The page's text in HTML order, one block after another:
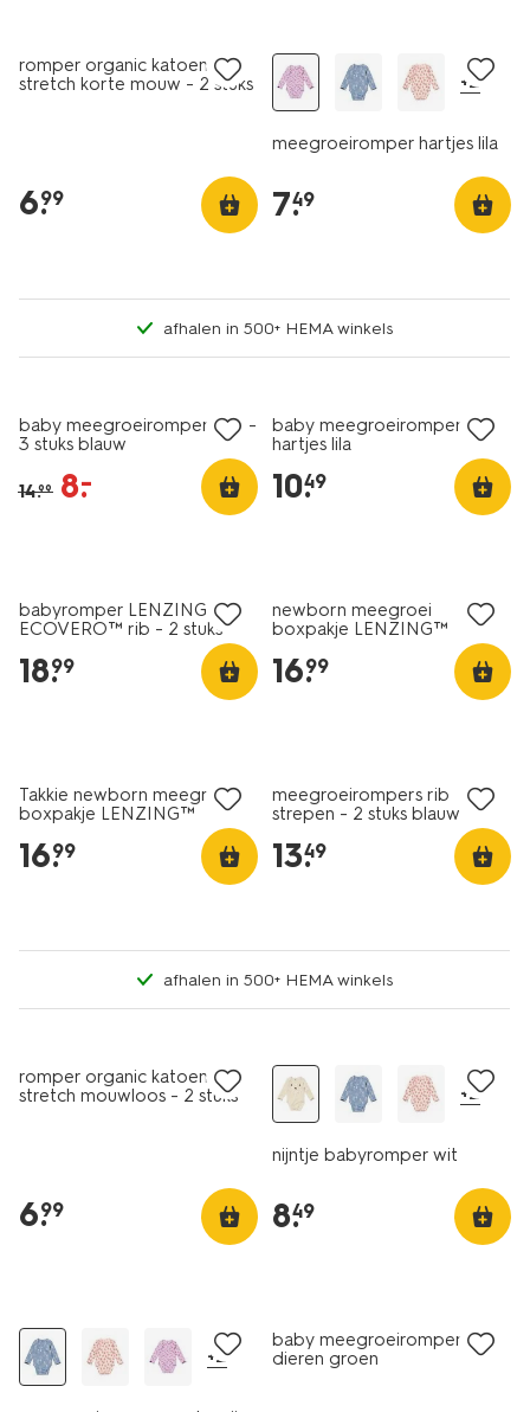
romper organic katoen
stretch korte mouw - 2 stuks
6.
99
+2
meegroeiromper hartjes lila
7.
49
afhalen in 500+ HEMA winkels
baby meegroeirompers rib -
3 stuks blauw
14.99 8.
–
baby meegroeiromper rib
hartjes lila
10.
49
babyromper LENZING™
ECOVERO™ rib - 2 stuks
18.
99
newborn meegroei
boxpakje LENZING™
16.
99
Takkie newborn meegroei
boxpakje LENZING™
16.
99
meegroeirompers rib
strepen - 2 stuks blauw
13.
49
afhalen in 500+ HEMA winkels
romper organic katoen
stretch mouwloos - 2 stuks
6.
99
+2
nijntje babyromper wit
8.
49
+2
baby meegroeiromper rib
dieren groen